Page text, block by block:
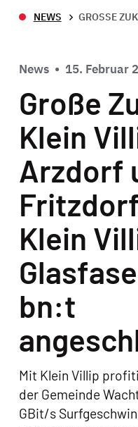
NEWS GROSSE ZUKUNFT FÜR KLEIN VILLIP!
News • 15. Februar
Große
Klein
Arzdorf
Klein
bn:t
Mit Klein Villip
der Gemeinde
GBit/s